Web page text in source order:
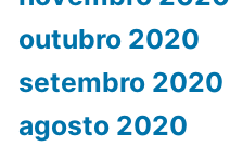
outubro 2020
setembro 2020
agosto 2020